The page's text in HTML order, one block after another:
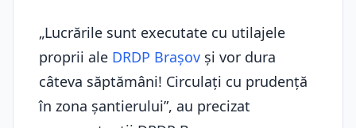
„Lucrările sunt executate cu utilajele
proprii ale DRDP Brașov și vor dura
câteva săptămâni! Circulați cu prudență
în zona șantierului”, au precizat